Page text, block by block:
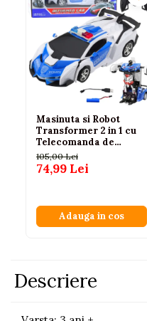
Masinuta si Robot
Transformer 2 in 1 cu
Telecomanda de
Politie, cu Lumini si
Sunete, 3 ani+
105,00 Lei
74,99 Lei
Adauga in cos
Descriere